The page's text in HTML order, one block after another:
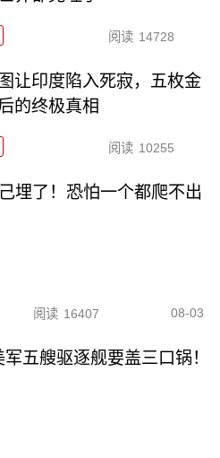
阅读 14728
让印度陷入死寂，五枚金
的终极真相
阅读 10255
埋了！恐怕一个都爬不出
阅读 16407 08-03
五艘驱逐舰要盖三口锅！